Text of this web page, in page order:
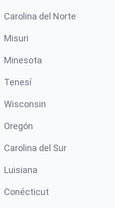
Carolina del Norte
Misuri
Minesota
Tenesí
Wisconsin
Oregón
Carolina del Sur
Luisiana
Conécticut